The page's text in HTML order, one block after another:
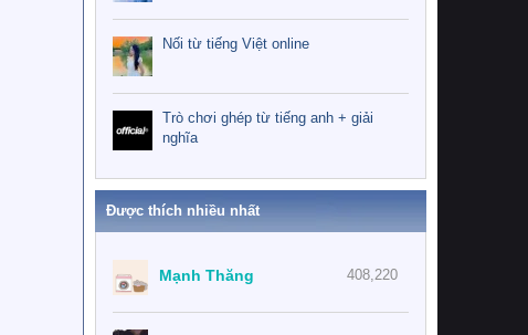
Nối từ tiếng Việt online
Trò chơi ghép từ tiếng anh + giải
nghĩa
Được thích nhiều nhất
408,220
Mạnh Thăng